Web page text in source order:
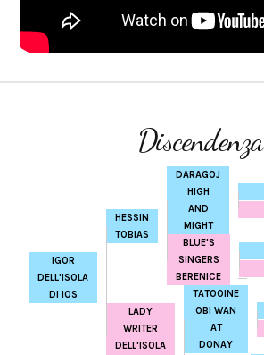
Discendenza
IGOR
DELL'ISOLA
DI IOS
HESSIN
TOBIAS
DARAGOJ
HIGH
AND
MIGHT
BLUE'S
SINGERS
BERENICE
LADY
WRITER
DELL'ISOLA
TATOOINE
OBI WAN
AT
DONAY